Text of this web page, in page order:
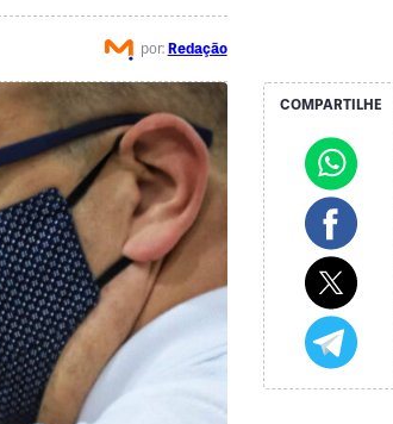
por: Redação
COMPARTILHE